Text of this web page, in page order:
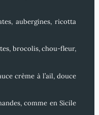
aubergines, ricotta
brocolis, chou-fleur,
crème à l’ail, douce
comme en Sicile